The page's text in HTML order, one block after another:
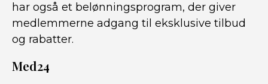
har også et belønningsprogram, der giver
medlemmerne adgang til eksklusive tilbud
og rabatter.
Med24